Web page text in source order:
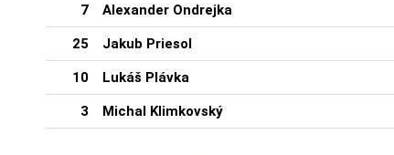
7 Alexander Ondrejka
25 Jakub Priesol
10 Lukáš Plávka
3 Michal Klimkovský